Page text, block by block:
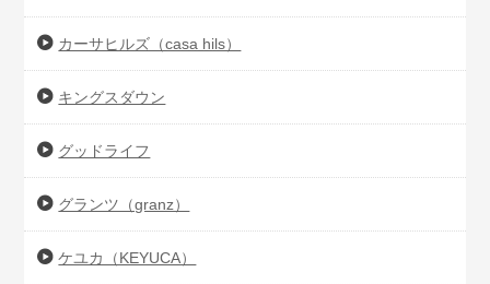
カーサヒルズ（casa hils）
キングスダウン
グッドライフ
グランツ（granz）
ケユカ（KEYUCA）